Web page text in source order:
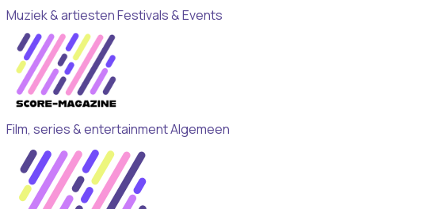
Muziek & artiestenFestivals & Events
Film, series & entertainmentAlgemeen